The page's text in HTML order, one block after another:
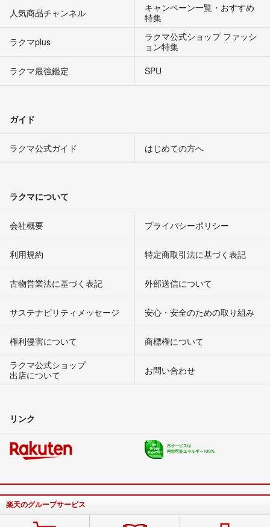
人気商品チャンネル
キャンペーン一覧・おすすめ
特集
ラクマplus
ラクマ公式ショップ ファッシ
ョン特集
ラクマ最強鑑定
SPU
ガイド
ラクマ公式ガイド はじめての方へ
ラクマについて
会社概要 プライバシーポリシー
利用規約 特定商取引法に基づく表記
古物営業法に基づく表記 外部送信について
サステナビリティメッセージ 安心・安全のための取り組み
権利侵害について
商標権について
ラクマ公式ショップ
出店について
お問い合わせ
リンク
楽天のグループサービス